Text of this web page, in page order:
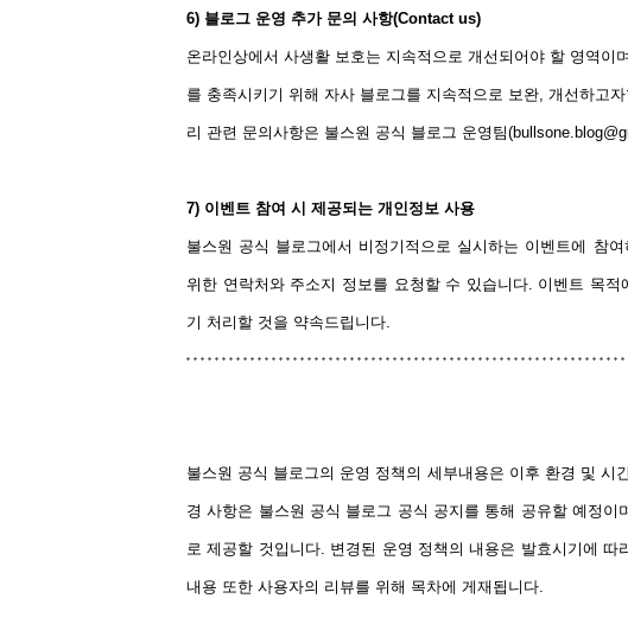
6) 블로그 운영 추가 문의 사항(Contact us)
온라인상에서 사생활 보호는 지속적으로 개선되어야 할 영역이
를 충족시키기 위해 자사 블로그를 지속적으로 보완, 개선하고
리 관련 문의사항은 불스원 공식 블로그 운영팀
7) 이벤트 참여 시 제공되는 개인정보 사용
불스원 공식 블로그에서 비정기적으로 실시하는 이벤트에 참
위한 연락처와 주소지 정보를 요청할 수 있습니다. 이벤트 목
기 처리할 것을 약속드립니다.
불스원 공식 블로그의 운영 정책의 세부내용은 이후 환경 및 시
경 사항은 불스원 공식 블로그 공식 공지를 통해 공유할 예정
로 제공할 것입니다. 변경된 운영 정책의 내용은 발효시기에
내용 또한 사용자의 리뷰를 위해 목차에 게재됩니다.